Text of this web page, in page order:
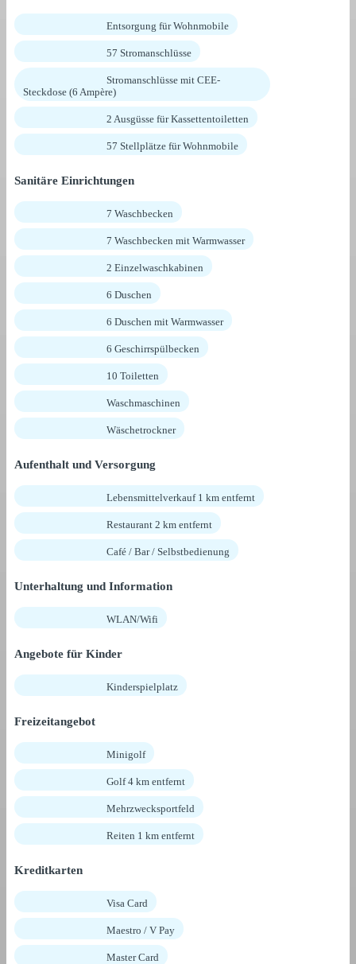
Entsorgung für Wohnmobile
57 Stromanschlüsse
Stromanschlüsse mit CEE-
Steckdose (6 Ampère)
2 Ausgüsse für Kassettentoiletten
57 Stellplätze für Wohnmobile
Sanitäre Einrichtungen
7 Waschbecken
7 Waschbecken mit Warmwasser
2 Einzelwaschkabinen
6 Duschen
6 Duschen mit Warmwasser
6 Geschirrspülbecken
10 Toiletten
Waschmaschinen
Wäschetrockner
Aufenthalt und Versorgung
Lebensmittelverkauf 1 km entfernt
Restaurant 2 km entfernt
Café / Bar / Selbstbedienung
Unterhaltung und Information
WLAN/Wifi
Angebote für Kinder
Kinderspielplatz
Freizeitangebot
Minigolf
Golf 4 km entfernt
Mehrzwecksportfeld
Reiten 1 km entfernt
Kreditkarten
Visa Card
Maestro / V Pay
Master Card